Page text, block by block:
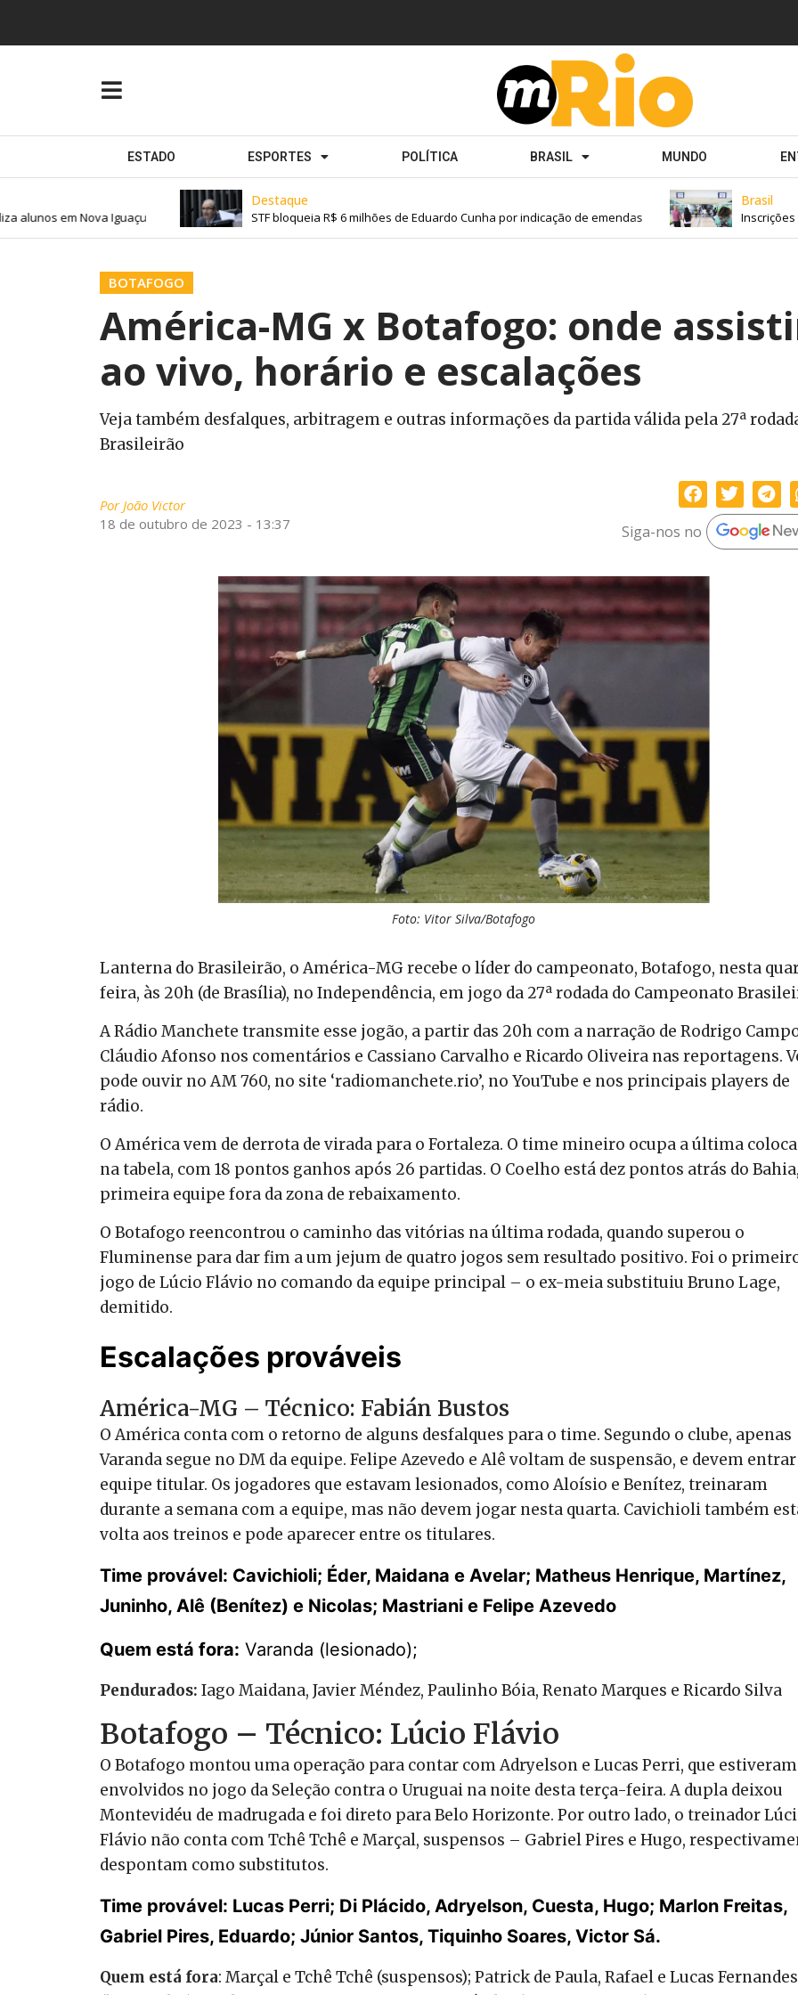
ESTADO ESPORTES POLÍTICA BRASIL MUNDO
Destaque
STF bloqueia R$ 6 milhões de Eduardo Cunha por indicação de emendas
Brasil
Inscrições
em Nova Iguaçu
BOTAFOGO
América-MG x Botafogo: onde
ao vivo, horário e escalações
Veja também desfalques, arbitragem e outras informações da partida válida pela 27ª
Brasileirão
PorJoão Victor
18 de outubro de 2023 - 13:37
Siga-nos no
Foto: Vitor Silva/Botafogo
Lanterna do Brasileirão, o América-MG recebe o líder do campeonato, Botafogo, nesta
feira, às 20h (de Brasília), no Independência, em jogo da 27ª rodada do Campeonato
A Rádio Manchete transmite esse jogão, a partir das 20h com a narração de Rodrigo
Cláudio Afonso nos comentários e Cassiano Carvalho e Ricardo Oliveira nas reportagens.
pode ouvir no AM 760, no site ‘radiomanchete.rio’, no YouTube e nos principais players de
rádio.
O América vem de derrota de virada para o Fortaleza. O time mineiro ocupa a última
na tabela, com 18 pontos ganhos após 26 partidas. O Coelho está dez pontos atrás do Bahia,
primeira equipe fora da zona de rebaixamento.
O Botafogo reencontrou o caminho das vitórias na última rodada, quando superou o
Fluminense para dar fim a um jejum de quatro jogos sem resultado positivo. Foi o
jogo de Lúcio Flávio no comando da equipe principal – o ex-meia substituiu Bruno Lage,
demitido.
Escalações prováveis
América-MG – Técnico: Fabián Bustos
O América conta com o retorno de alguns desfalques para o time. Segundo o clube, apenas
Varanda segue no DM da equipe. Felipe Azevedo e Alê voltam de suspensão, e devem
equipe titular. Os jogadores que estavam lesionados, como Aloísio e Benítez, treinaram
durante a semana com a equipe, mas não devem jogar nesta quarta. Cavichioli também
volta aos treinos e pode aparecer entre os titulares.
Time provável: Cavichioli; Éder, Maidana e Avelar; Matheus Henrique, Martínez,
Juninho, Alê (Benítez) e Nicolas; Mastriani e Felipe Azevedo
Quem está fora: Varanda (lesionado);
Pendurados: Iago Maidana, Javier Méndez, Paulinho Bóia, Renato Marques e Ricardo Silva
Botafogo – Técnico: Lúcio Flávio
O Botafogo montou uma operação para contar com Adryelson e Lucas Perri, que estiveram
envolvidos no jogo da Seleção contra o Uruguai na noite desta terça-feira. A dupla deixou
Montevidéu de madrugada e foi direto para Belo Horizonte. Por outro lado, o treinador
Flávio não conta com Tchê Tchê e Marçal, suspensos – Gabriel Pires e Hugo,
despontam como substitutos.
Time provável: Lucas Perri; Di Plácido, Adryelson, Cuesta, Hugo; Marlon Freitas,
Gabriel Pires, Eduardo; Júnior Santos, Tiquinho Soares, Victor Sá.
Quem está fora: Marçal e Tchê Tchê (suspensos); Patrick de Paula, Rafael e Lucas Fernandes